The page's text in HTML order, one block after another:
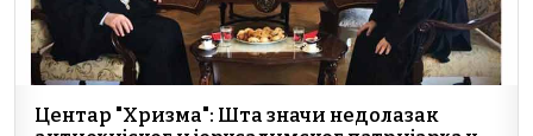
Центар "Хризма": Шта значи недолазак